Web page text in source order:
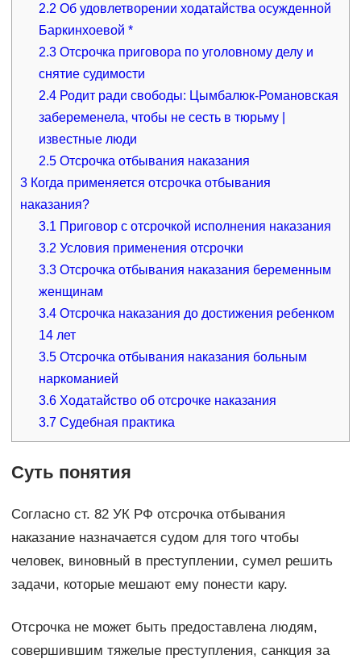
2.2 Об удовлетворении ходатайства осужденной
Баркинхоевой *
2.3 Отсрочка приговора по уголовному делу и
снятие судимости
2.4 Родит ради свободы: Цымбалюк-Романовская
забеременела, чтобы не сесть в тюрьму |
известные люди
2.5 Отсрочка отбывания наказания
3Когда применяется отсрочка отбывания
наказания?
3.1 Приговор с отсрочкой исполнения наказания
3.2 Условия применения отсрочки
3.3 Отсрочка отбывания наказания беременным
женщинам
3.4 Отсрочка наказания до достижения ребенком
14 лет
3.5 Отсрочка отбывания наказания больным
наркоманией
3.6 Ходатайство об отсрочке наказания
3.7 Судебная практика
Суть понятия
Согласно ст. 82 УК РФ отсрочка отбывания
наказание назначается судом для того чтобы
человек, виновный в преступлении, сумел решить
задачи, которые мешают ему понести кару.
Отсрочка не может быть предоставлена людям,
совершившим тяжелые преступления, санкция за